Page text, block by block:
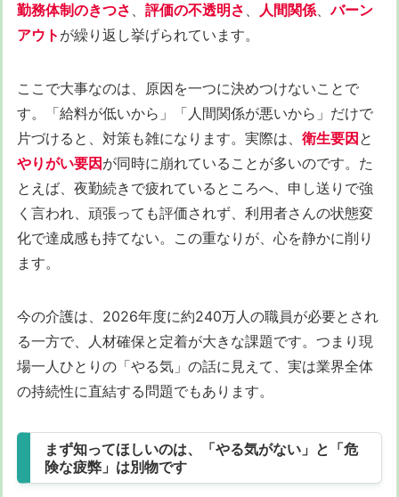
勤務体制のきつさ 、 評価の不透明さ 、 人間関係、バーン
アウト が繰り返し挙げられています。
ここで大事なのは、原因を一つに決めつけないことで
す。「給料が低いから」「人間関係が悪いから」だけで
片づけると、対策も雑になります。実際は、 衛生要因 と
やりがい要因 が同時に崩れていることが多いのです。た
とえば、夜勤続きで疲れているところへ、申し送りで強
く言われ、頑張っても評価されず、利用者さんの状態変
化で達成感も持てない。この重なりが、心を静かに削り
ます。
今の介護は、2026年度に約240万人の職員が必要とされ
る一方で、人材確保と定着が大きな課題です。つまり現
場一人ひとりの「やる気」の話に見えて、実は業界全体
の持続性に直結する問題でもあります。
まず知ってほしいのは、「やる気がない」と「危
険な疲弊」は別物です